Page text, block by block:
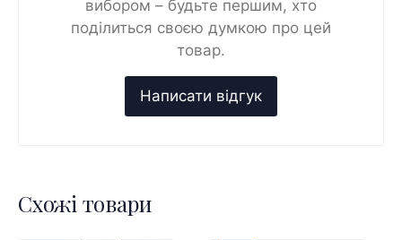
вибором – будьте першим, хто
поділиться своєю думкою про цей
товар.
Схожі товари